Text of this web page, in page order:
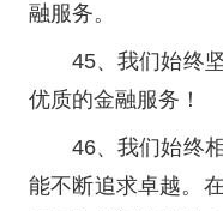
融服务。
45、我们始终
优质的金融服务！
46、我们始终
能不断追求卓越。